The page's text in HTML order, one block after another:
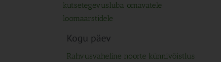
kutsetegevusluba omavatele
loomaarstidele
Kogu päev
Rahvusvaheline noorte künnivõistlus